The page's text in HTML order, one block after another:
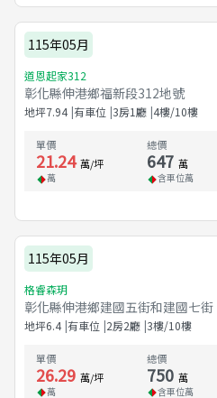
115年05月
道恩起家312
彰化縣伸港鄉福新段312地號
地坪7.94 有車位 3房1廳 4樓/10樓
單價
21.24 萬/坪
萬
總價
647 萬
含車位萬
115年05月
格睿森玥
彰化縣伸港鄉建國五街和建國七街
地坪6.4 有車位 2房2廳 3樓/10樓
單價
26.29 萬/坪
萬
總價
750 萬
含車位萬